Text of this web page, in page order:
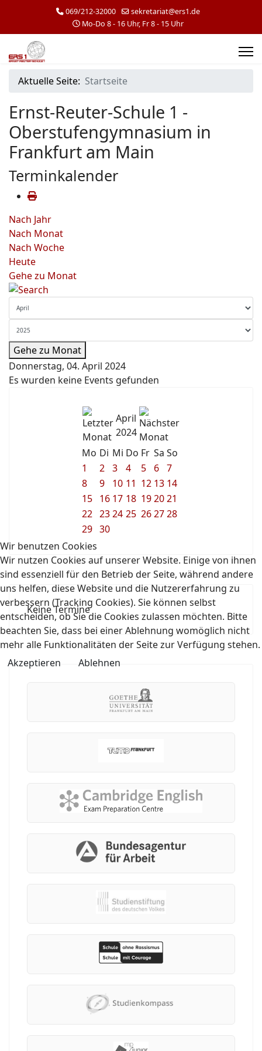
069/212-32000
sekretariat@ers1.de
Mo-Do 8 - 16 Uhr, Fr 8 - 15 Uhr
Aktuelle Seite: Startseite
Ernst-Reuter-Schule 1 -
Oberstufengymnasium in
Frankfurt am Main
Terminkalender
Nach Jahr
Nach Monat
Nach Woche
Heute
Gehe zu Monat
Gehe zu Monat
Donnerstag, 04. April 2024
Es wurden keine Events gefunden
April
2024
Mo Di Mi Do Fr Sa So
1
2 3 4 5 6 7
8
9 10 11 12 13 14
15 16 17 18 192021
22 2324 25 262728
29 30
Keine Termine
Wir benutzen Cookies
Wir nutzen Cookies auf unserer Website. Einige von ihnen
sind essenziell für den Betrieb der Seite, während andere
uns helfen, diese Website und die Nutzererfahrung zu
verbessern (Tracking Cookies). Sie können selbst
entscheiden, ob Sie die Cookies zulassen möchten. Bitte
beachten Sie, dass bei einer Ablehnung womöglich nicht
mehr alle Funktionalitäten der Seite zur Verfügung stehen.
Akzeptieren
Ablehnen